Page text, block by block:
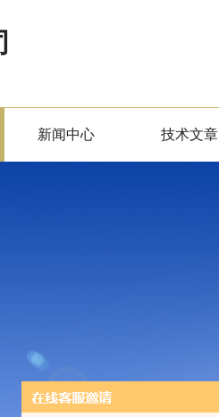
新闻中心 技术文章